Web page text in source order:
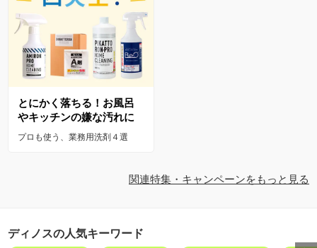
とにかく落ちる！お風呂
やキッチンの嫌な汚れに
プロも使う、業務用洗剤４選
関連特集・キャンペーンをもっと見る
ディノスの人気キーワード